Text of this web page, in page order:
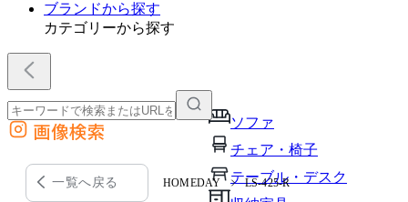
ブランドから探す
カテゴリーから探す
ソファ
チェア・椅子
テーブル・デスク
外部サイトの商品をカートに追加
他のサイトで見つけた商品ページのURLを貼り付けて、カートに追加できます
画像検索
一覧へ戻る HOMEDAY LS-425-R